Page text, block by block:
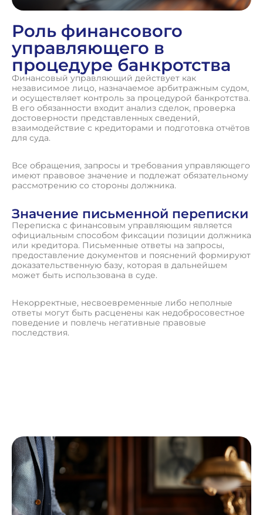
Роль финансового
управляющего в
процедуре банкротства
Финансовый управляющий действует как
независимое лицо, назначаемое арбитражным судом,
и осуществляет контроль за процедурой банкротства.
В его обязанности входит анализ сделок, проверка
достоверности представленных сведений,
взаимодействие с кредиторами и подготовка отчётов
для суда.
Все обращения, запросы и требования управляющего
имеют правовое значение и подлежат обязательному
рассмотрению со стороны должника.
Значение письменной переписки
Переписка с финансовым управляющим является
официальным способом фиксации позиции должника
или кредитора. Письменные ответы на запросы,
предоставление документов и пояснений формируют
доказательственную базу, которая в дальнейшем
может быть использована в суде.
Некорректные, несвоевременные либо неполные
ответы могут быть расценены как недобросовестное
поведение и повлечь негативные правовые
последствия.